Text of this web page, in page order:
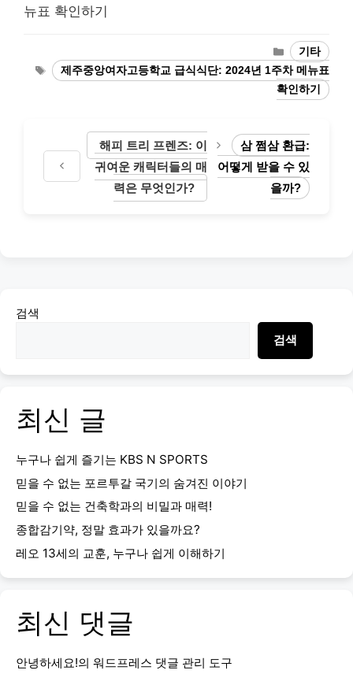
뉴표 확인하기
Categories
기타
Tags
제주중앙여자고등학교 급식식단: 2024년 1주차 메뉴표
확인하기
해피 트리 프렌즈: 이
귀여운 캐릭터들의 매
력은 무엇인가?
삼 쩜삼 환급:
어떻게 받을 수 있
을까?
검색
검색
최신 글
누구나 쉽게 즐기는 KBS N SPORTS
믿을 수 없는 포르투갈 국기의 숨겨진 이야기
믿을 수 없는 건축학과의 비밀과 매력!
종합감기약, 정말 효과가 있을까요?
레오 13세의 교훈, 누구나 쉽게 이해하기
최신 댓글
안녕하세요!의 워드프레스 댓글 관리 도구